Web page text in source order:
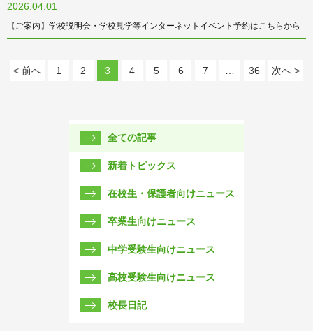
2026.04.01
【ご案内】学校説明会・学校見学等インターネットイベント予約はこちらから
< 前へ 1 2 3 4 5 6 7 36 次へ >
全ての記事
新着トピックス
在校生・保護者向けニュース
卒業生向けニュース
中学受験生向けニュース
高校受験生向けニュース
校長日記